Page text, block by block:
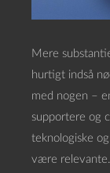
Mere
hurtigt indså
med nogen –
supportere og
teknologiske
være